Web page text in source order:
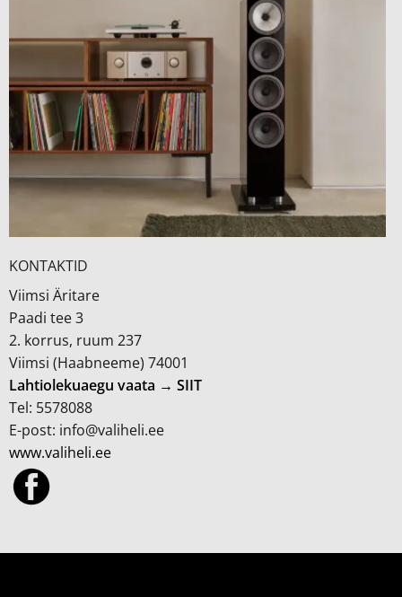
KONTAKTID
Viimsi Äritare
Paadi tee 3
2. korrus, ruum 237
Viimsi (Haabneeme) 74001
Lahtiolekuaegu vaata → SIIT
Tel: 5578088
E-post: info@valiheli.ee
www.valiheli.ee